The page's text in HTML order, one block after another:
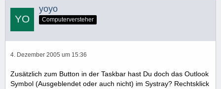
yoyo
Computerversteher
4. Dezember 2005 um 15:36
Zusätzlich zum Button in der Taskbar hast Du doch das Outlook
Symbol (Ausgeblendet oder auch nicht) im Systray? Rechtsklick